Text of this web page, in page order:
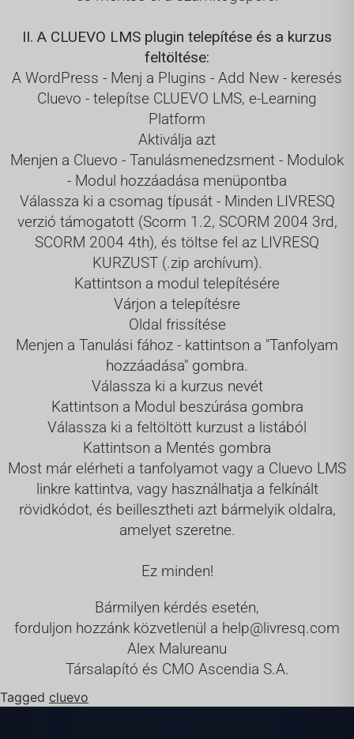
II. A CLUEVO LMS plugin telepítése és a kurzus
feltöltése:
A WordPress - Menj a Plugins - Add New - keresés
Cluevo - telepítse CLUEVO LMS, e-Learning
Platform
Aktiválja azt
Menjen a Cluevo - Tanulásmenedzsment - Modulok
- Modul hozzáadása menüpontba
Válassza ki a csomag típusát - Minden LIVRESQ
verzió támogatott (Scorm 1.2, SCORM 2004 3rd,
SCORM 2004 4th), és töltse fel az LIVRESQ
KURZUST (.zip archívum).
Kattintson a modul telepítésére
Várjon a telepítésre
Oldal frissítése
Menjen a Tanulási fához - kattintson a "Tanfolyam
hozzáadása" gombra.
Válassza ki a kurzus nevét
Kattintson a Modul beszúrása gombra
Válassza ki a feltöltött kurzust a listából
Kattintson a Mentés gombra
Most már elérheti a tanfolyamot vagy a Cluevo LMS
linkre kattintva, vagy használhatja a felkínált
rövidkódot, és beillesztheti azt bármelyik oldalra,
amelyet szeretne.
Ez minden!
Bármilyen kérdés esetén,
forduljon hozzánk közvetlenül a help@livresq.com
Alex Malureanu
Társalapító és CMO Ascendia S.A.
Tagged cluevo